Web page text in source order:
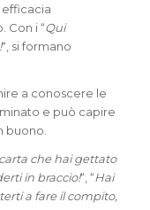
efficacia
Con i “Qui
“, si formano
a conoscere le
e può capire
buono.
che hai gettato
in braccio!“, “Hai
a fare il compito,